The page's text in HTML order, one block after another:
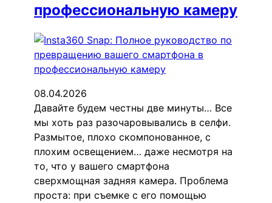
профессиональную камеру
08.04.2026
Давайте будем честны две минуты… Все
мы хоть раз разочаровывались в селфи.
Размытое, плохо скомпонованное, с
плохим освещением… даже несмотря на
то, что у вашего смартфона
сверхмощная задняя камера. Проблема
проста: при съемке с его помощью